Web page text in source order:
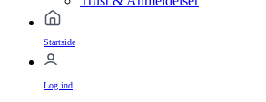
Startside
Log ind